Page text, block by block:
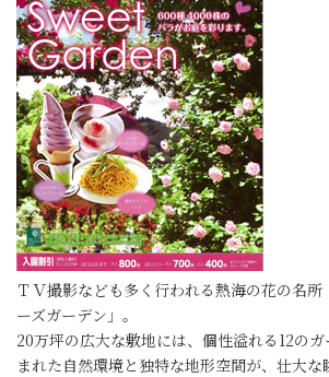
ＴＶ撮影なども多く行われる熱海の花の名所
ーズガーデン」。
20万坪の広大な敷地には、個性溢れる12の
まれた自然環境と独特な地形空間が、壮大